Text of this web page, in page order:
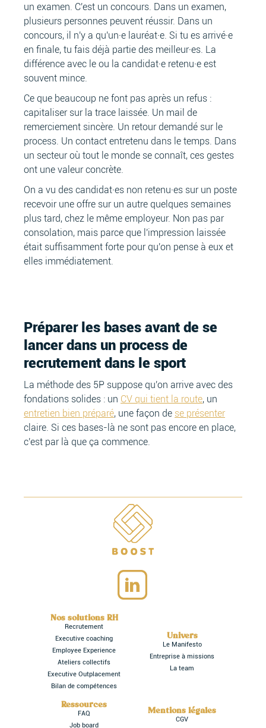
un examen. C'est un concours. Dans un examen,
plusieurs personnes peuvent réussir. Dans un
concours, il n'y a qu'un·e lauréat·e. Si tu es arrivé·e
en finale, tu fais déjà partie des meilleur·es. La
différence avec le ou la candidat·e retenu·e est
souvent mince.
Ce que beaucoup ne font pas après un refus :
capitaliser sur la trace laissée. Un mail de
remerciement sincère. Un retour demandé sur le
process. Un contact entretenu dans le temps. Dans
un secteur où tout le monde se connaît, ces gestes
ont une valeur concrète.
On a vu des candidat·es non retenu·es sur un poste
recevoir une offre sur un autre quelques semaines
plus tard, chez le même employeur. Non pas par
consolation, mais parce que l'impression laissée
était suffisamment forte pour qu'on pense à eux et
elles immédiatement.
Préparer les bases avant de se
lancer dans un process de
recrutement dans le sport
La méthode des 5P suppose qu'on arrive avec des
fondations solides : un CV qui tient la route, un
entretien bien préparé, une façon de se présenter
claire. Si ces bases-là ne sont pas encore en place,
c'est par là que ça commence.
Nos solutions RH
Recrutement
Executive coaching
Employee Experience
Ateliers collectifs
Executive Outplacement
Bilan de compétences
Univers
Le Manifesto
Entreprise à missions
La team
Ressources
FAQ
Job board
Mentions légales
CGV